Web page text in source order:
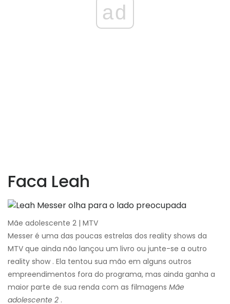
ad
Faca Leah
Mãe adolescente 2 | MTV
Messer é uma das poucas estrelas dos reality shows da
MTV que ainda não lançou um livro ou junte-se a outro
reality show . Ela tentou sua mão em alguns outros
empreendimentos fora do programa, mas ainda ganha a
maior parte de sua renda com as filmagens Mãe
adolescente 2 .